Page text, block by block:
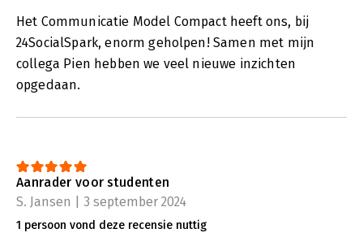
Het Communicatie Model Compact heeft ons, bij
24SocialSpark, enorm geholpen! Samen met mijn
collega Pien hebben we veel nieuwe inzichten
opgedaan.
Aanrader voor studenten
S. Jansen | 3 september 2024
1 persoon vond deze recensie nuttig